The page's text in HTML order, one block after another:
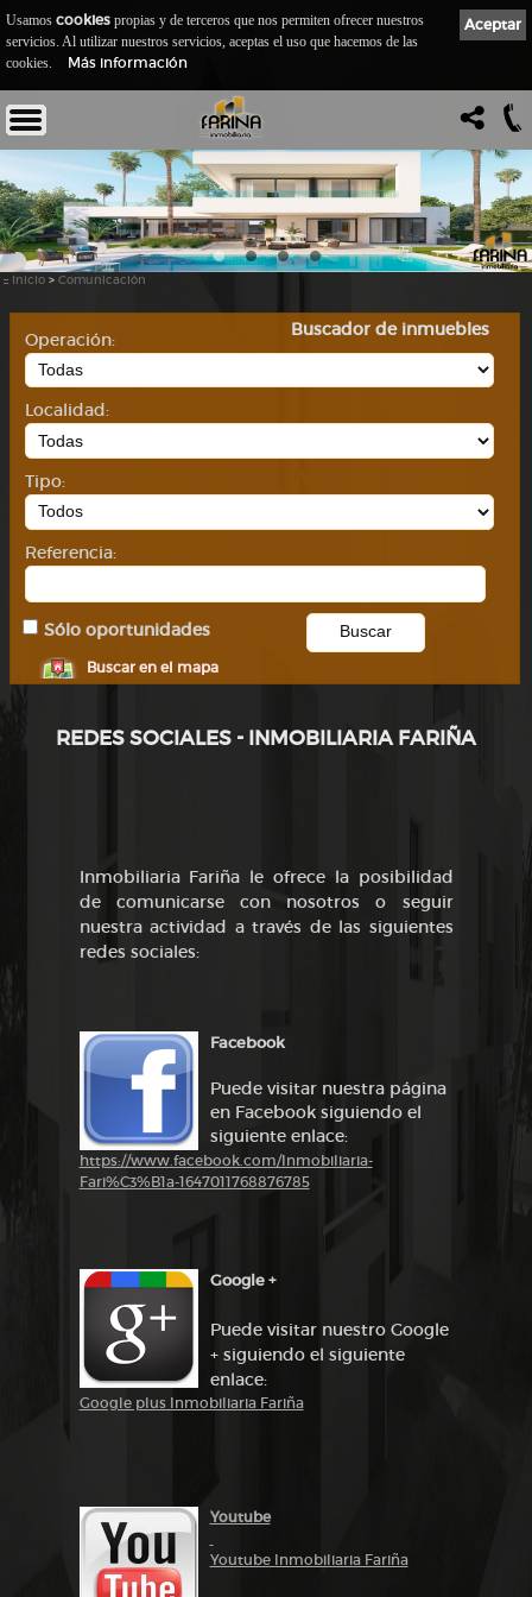
:: Inicio > Comunicación
Buscador de inmuebles
Operación:
Localidad:
Tipo:
Referencia:
Sólo oportunidades
Buscar en el mapa
REDES SOCIALES - INMOBILIARIA FARIÑA
Inmobiliaria Fariña le ofrece la posibilidad
de comunicarse con nosotros o seguir
nuestra actividad a través de las siguientes
redes sociales:
Facebook
Puede visitar nuestra página
en Facebook siguiendo el
siguiente enlace:
https://www.facebook.com/Inmobiliaria-
Fari%C3%B1a-1647011768876785
Google +
Puede visitar nuestro Google
+ siguiendo el siguiente
enlace:
Google plus Inmobiliaria Fariña
Youtube
Youtube Inmobiliaria Fariña
Aceptar
Usamos cookies propias y de terceros que nos permiten ofrecer nuestros
servicios. Al utilizar nuestros servicios, aceptas el uso que hacemos de las
cookies.
Más información